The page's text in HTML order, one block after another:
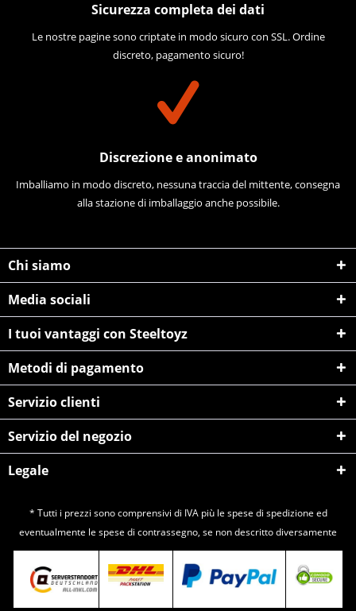
Sicurezza completa dei dati
Le nostre pagine sono criptate in modo sicuro con SSL. Ordine
discreto, pagamento sicuro!
Discrezione e anonimato
Imballiamo in modo discreto, nessuna traccia del mittente, consegna
alla stazione di imballaggio anche possibile.
Chi siamo
Media sociali
I tuoi vantaggi con Steeltoyz
Metodi di pagamento
Servizio clienti
Servizio del negozio
Legale
* Tutti i prezzi sono comprensivi di IVA più le spese di spedizione ed
eventualmente le spese di contrassegno, se non descritto diversamente